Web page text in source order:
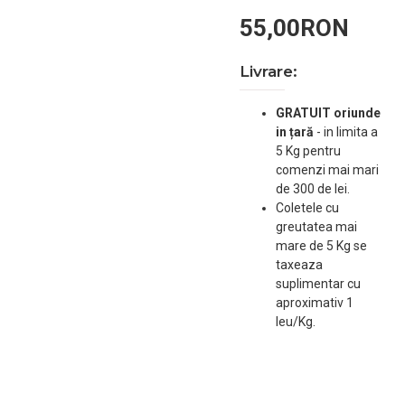
55,00RON
Livrare:
GRATUIT oriunde
in țară - in limita a
5 Kg pentru
comenzi mai mari
de 300 de lei.
Coletele cu
greutatea mai
mare de 5 Kg se
taxeaza
suplimentar cu
aproximativ 1
leu/Kg.